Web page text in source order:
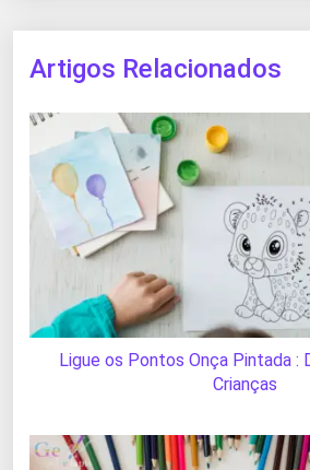
Artigos Relacionados
Ligue os Pontos Onça Pintada :
Crianças